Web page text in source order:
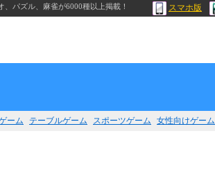
パズル、麻雀が6000種以上掲載！ スマホ版
ーム テーブルゲーム スポーツゲーム 女性向けゲーム